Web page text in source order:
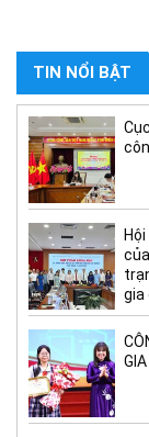
TIN NỔI BẬT
gia